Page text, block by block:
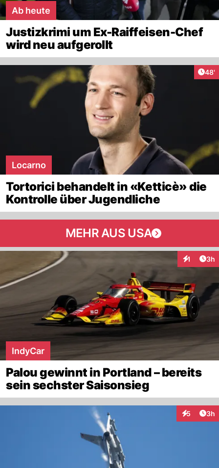
Ab heute
Justizkrimi um Ex-Raiffeisen-Chef
wird neu aufgerollt
48'
Locarno
Tortorici behandelt in «Ketticè» die
Kontrolle über Jugendliche
MEHR AUS USA
1 3h
IndyCar
Palou gewinnt in Portland – bereits
sein sechster Saisonsieg
5 3h